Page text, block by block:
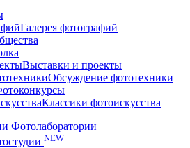
Галерея фотографий
Выставки и проекты
Обсуждение фототехники
Классики фотоискусства
Фотолаборатории
NEW